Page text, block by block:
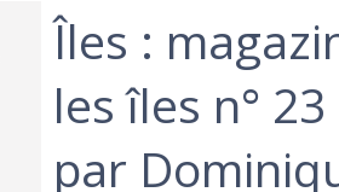
‎Îles :
les îles n°
par